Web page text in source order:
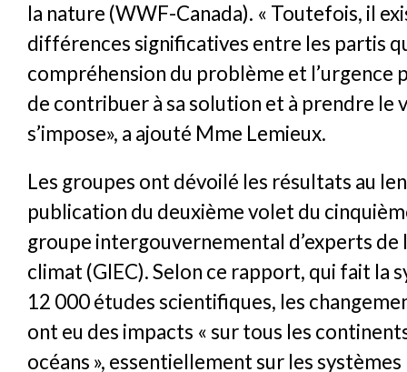
la nature (WWF-Canada). « Toutefois, il
différences significatives entre les partis
compréhension du problème et l’urgence
de contribuer à sa solution et à prendre le
s’impose», a ajouté Mme Lemieux.
Les groupes ont dévoilé les résultats au
publication du deuxième volet du
groupe intergouvernemental d’experts de
climat (GIEC). Selon ce rapport, qui fait la
12 000 études scientifiques, les
ont eu des impacts « sur tous les
océans », essentiellement sur les